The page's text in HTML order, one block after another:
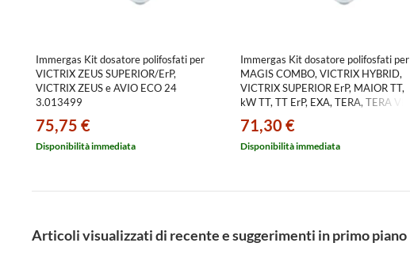
Immergas Kit dosatore polifosfati per
VICTRIX ZEUS SUPERIOR/ErP,
VICTRIX ZEUS e AVIO ECO 24
3.013499
75,75 €
Disponibilità immediata
Immergas Kit dosatore polifosfati per
MAGIS COMBO, VICTRIX HYBRID,
VICTRIX SUPERIOR ErP, MAIOR TT,
kW TT, TT ErP, EXA, TERA, TERA VIP
71,30 €
Disponibilità immediata
Articoli visualizzati di recente e suggerimenti in primo piano